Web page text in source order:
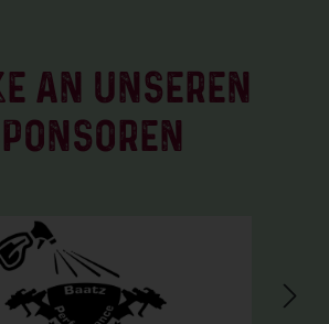
AN UNSEREN